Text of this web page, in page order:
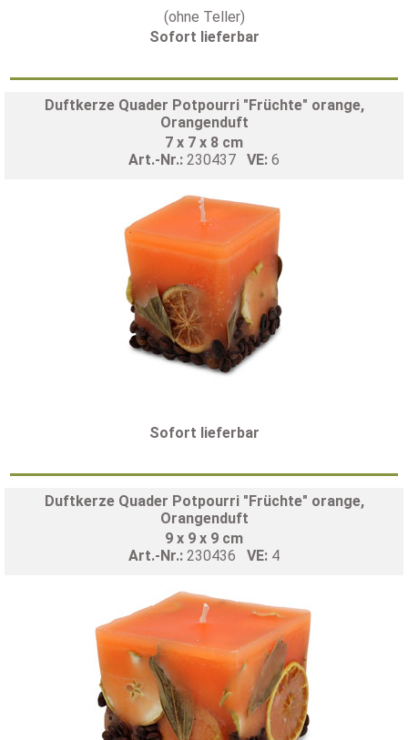
(ohne Teller)
Sofort lieferbar
Duftkerze Quader Potpourri "Früchte" orange,
Orangenduft
7 x 7 x 8 cm
Art.-Nr.: 230437 VE: 6
Sofort lieferbar
Duftkerze Quader Potpourri "Früchte" orange,
Orangenduft
9 x 9 x 9 cm
Art.-Nr.: 230436 VE: 4